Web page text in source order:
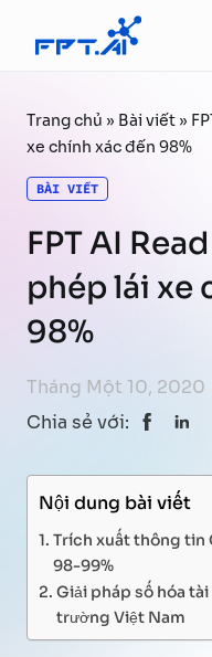
Chuyển đến phần nội
Trang chủ » Bài viết»
xe chính xác đến 98%
BÀI VIẾT
FPT AI
phép lái xe
98%
Tháng Một 10, 2020
Chia sẻ với:
Nội dung bài viết
Trích xuất thông tin
98-99%
Giải pháp số hóa
trường Việt Nam